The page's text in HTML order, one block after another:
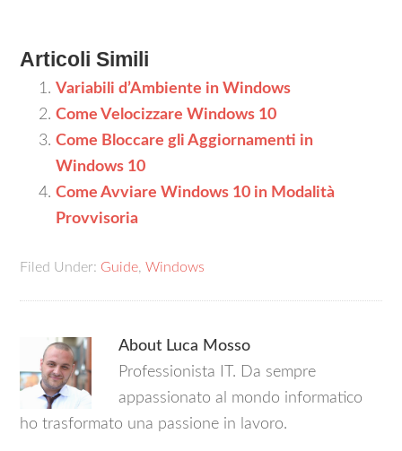
Articoli Simili
Variabili d’Ambiente in Windows
Come Velocizzare Windows 10
Come Bloccare gli Aggiornamenti in
Windows 10
Come Avviare Windows 10 in Modalità
Provvisoria
Filed Under: Guide ,Windows
About Luca Mosso
Professionista IT. Da sempre
appassionato al mondo informatico
ho trasformato una passione in lavoro.